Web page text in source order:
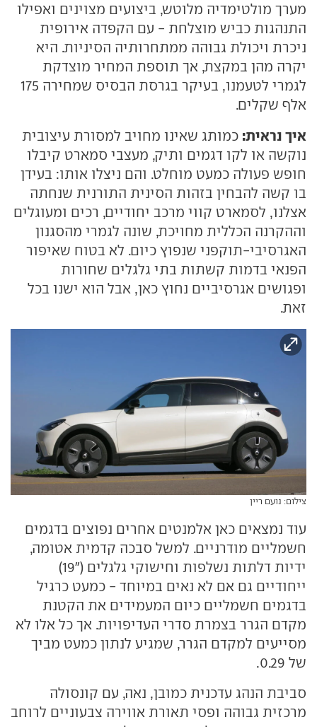
מערך מולטימדיה מלוטש, ביצועים מצוינים ואפילו
התנהגות כביש מוצלחת - עם הקפדה אירופית
ניכרת ויכולת גבוהה ממתחרותיה הסיניות. היא
יקרה מהן במקצת, אך תוספת המחיר מוצדקת
לגמרי לטעמנו, בעיקר בגרסת הבסיס שמחירה 175
אלף שקלים.
איך נראית: כמותג שאינו מחויב למסורת עיצובית
נוקשה או לקו דגמים ותיק, מעצבי סמארט קיבלו
חופש פעולה כמעט מוחלט. והם ניצלו אותו: בעידן
בו קשה להבחין בזהות הסינית התורנית שנחתה
אצלנו, לסמארט קווי מרכב יחודיים, רכים ומעוגלים
וההקרנה הכללית מחויכת, שונה לגמרי מהסגנון
האגרסיבי-תוקפני שנפוץ כיום. לא בטוח שאיפור
הפנאי בדמות קשתות בתי גלגלים שחורות
ופגושים אגרסיביים נחוץ כאן, אבל הוא ישנו בכל
זאת.
צילום: נועם ריין
עוד נמצאים כאן אלמנטים אחרים נפוצים בדגמים
חשמליים מודרניים. למשל סבכה קדמית אטומה,
ידיות דלתות נשלפות וחישוקי גלגלים ("19)
ייחודיים גם אם לא נאים במיוחד - כמעט כרגיל
בדגמים חשמליים כיום המעמידים את הקטנת
מקדם הגרר בצמרת סדרי העדיפויות. אך כל אלו לא
מסייעים למקדם הגרר, שמגיע לנתון כמעט מביך
של 0.29.
סביבת הנהג עדכנית כמובן, נאה, עם קונסולה
מרכזית גבוהה ופסי תאורת אווירה צבעוניים לרוחב